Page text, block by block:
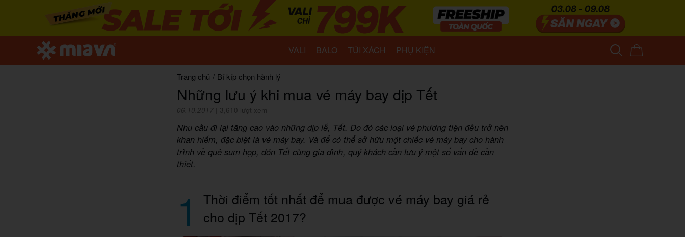
VALI BALO TÚI XÁCH PHỤ KIỆN
Trang chủ / Bí kíp chọn hành lý
Những lưu ý khi mua vé máy bay dịp Tết
06.10.2017 3,610 lượt xem
Nhu cầu đi lại tăng cao vào những dịp lễ, Tết. Do đó các loại vé phương tiện đều trở nên
khan hiếm, đặc biệt là vé máy bay. Và để có thể sở hữu một chiếc vé máy bay cho hành
trình về quê sum họp, đón Tết cùng gia đình, quý khách cần lưu ý một số vấn đề cần
thiết.
1
Thời điểm tốt nhất để mua được vé máy bay giá rẻ
cho dịp Tết 2017?